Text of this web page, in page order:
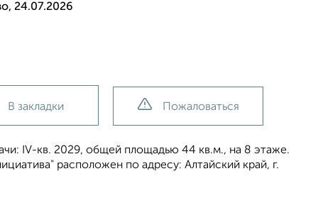
24.07.2026
В закладки Пожаловаться
IV-кв. 2029, общей площадью 44 кв.м., на 8 этаже.
расположен по адресу: Алтайский край, г.